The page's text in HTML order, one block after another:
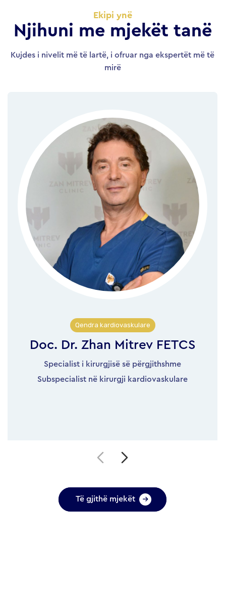
Ekipi ynë
Njihuni me mjekët tanë
Kujdes i nivelit më të lartë, i ofruar nga ekspertët më të
mirë
Qendra për trajtim spitalor, anestezi, kujdes intensiv dhe
menaxhim të dhimbjes
Të gjithë mjekët